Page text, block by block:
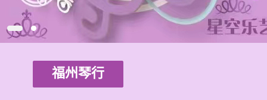
福州琴行